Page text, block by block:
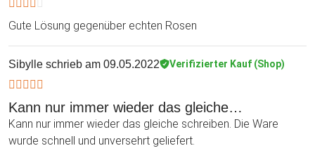
Gute Lösung gegenüber echten Rosen
Sibylle schrieb am 09.05.2022 Verifizierter Kauf (Shop)
Kann nur immer wieder das gleiche…
Kann nur immer wieder das gleiche schreiben. Die Ware
wurde schnell und unversehrt geliefert.